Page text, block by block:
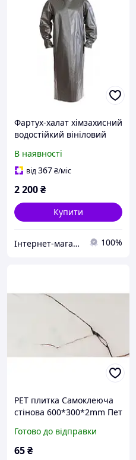
Фартух-халат хімзахисний
водостійкий вініловий
В наявності
від367₴/міс
2 200₴
Купити
Інтернет-магазин спорядження українського виробництва 100%
PET плитка Самоклеюча
стінова 600*300*2mm Пет
панель фартух кухня
ванна коридор кімната
Готово до відправки
65₴